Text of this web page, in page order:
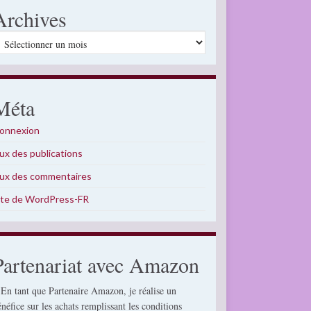
des publications
des commentaires
de WordPress-FR
avec Amazon
tant que Partenaire Amazon, je réalise un
sur les achats remplissant les conditions